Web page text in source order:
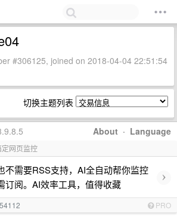
#306125, joined on 2018-04-04 22:51:54
切换主题列表
About · Language
网页监控
不需要RSS支持，AI全自动帮你监控
订阅。AI效率工具，值得收藏
›
PRO